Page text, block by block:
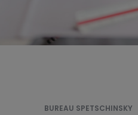
BUREAU SPETSCHINSKY